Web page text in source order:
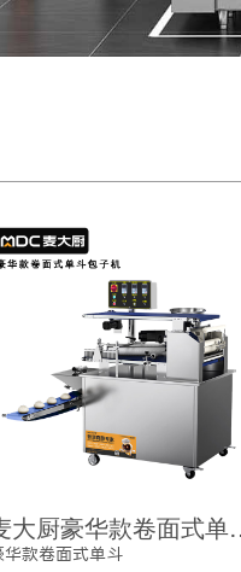
麦大厨豪华款
华款卷面式单斗